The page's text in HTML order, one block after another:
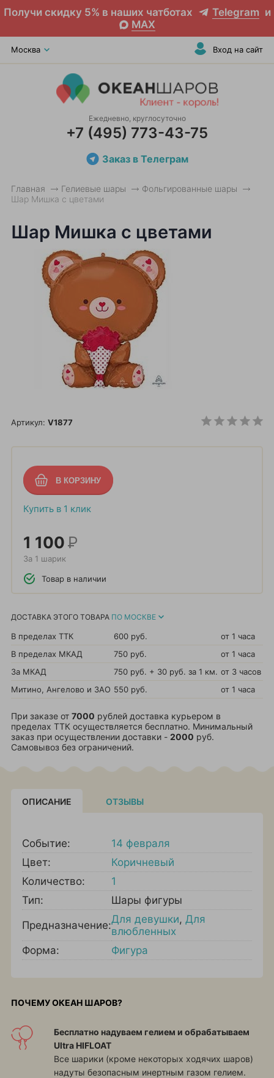
Получи скидку 5% в наших чатботах Telegram и
MAX
Москва Вход на сайт
Ежедневно, круглосуточно
+7 (495) 773-43-75
Заказ в Телеграм
Главная Гелиевые шары
Фольгированные шары
Шар Мишка с цветами
Шар Мишка с цветами
Артикул: V1877
Купить в 1 клик
1 100Р
За 1 шарик
Товар в наличии
ДОСТАВКА ЭТОГО ТОВАРА ПО МОСКВЕ
В пределах ТТК 600 руб.
от 1 часа
В пределах МКАД
750 руб.
от 1 часа
За МКАД
750 руб. + 30 руб. за 1 км. от 3 часов
Митино, Ангелово и ЗАО 550 руб. от 1 часа
При заказе от 7000 рублей доставка курьером в
пределах ТТК осуществляется бесплатно. Минимальный
заказ при осуществлении доставки - 2000 руб.
Самовывоз без ограничений.
ОПИСАНИЕ ОТЗЫВЫ
Событие:
14 февраля
Цвет:
Коричневый
Количество:
1
Тип:
Шары фигуры
Предназначение:Для девушки, Для
влюбленных
Форма:
Фигура
ПОЧЕМУ ОКЕАН ШАРОВ?
Бесплатно надуваем гелием и обрабатываем
Ultra HIFLOAT
Все шарики (кроме некоторых ходячих шаров)
надуты безопасным инертным газом гелием.